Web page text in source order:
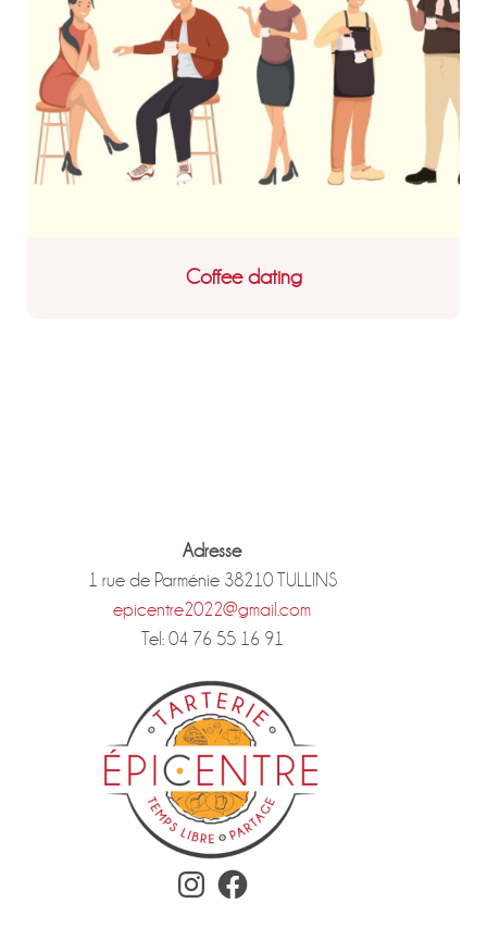
Coffee dating
Adresse
1 rue de Parménie 38210 TULLINS
epicentre2022@gmail.com
Tel: 04 76 55 16 91
Instagram Facebook